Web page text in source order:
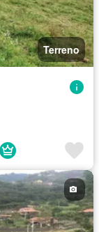
Terreno